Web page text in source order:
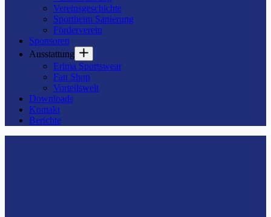
Vereinsgeschichte
Sportheim Sanierung
Förderverein
Sponsoren
Ausstattung
Erima Sportswear
Fan Shop
Vorteilswelt
Downloads
Kontakt
Berichte